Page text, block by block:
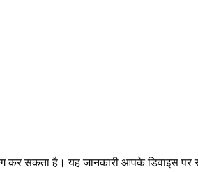
कर सकता है। यह जानकारी आपके डिवाइस पर